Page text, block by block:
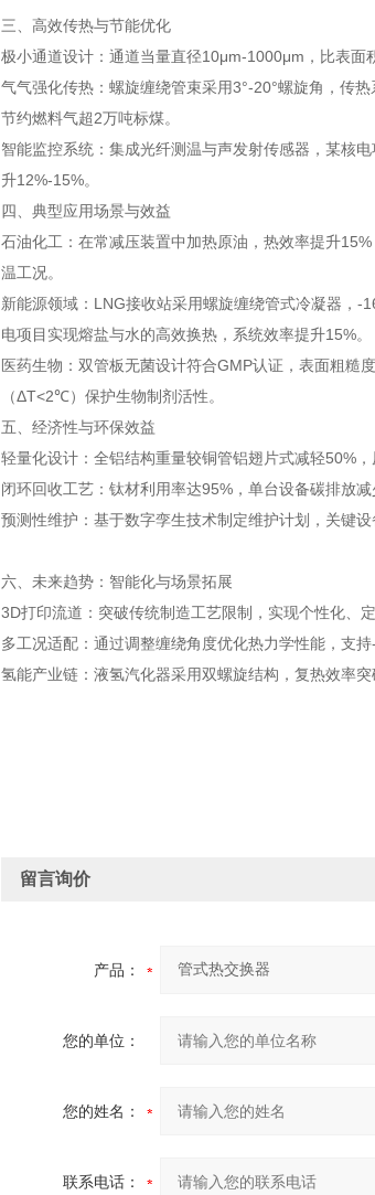
三、高效传热与节能优化
极小通道设计：通道当量直径10μm-1000μm，比表
气气强化传热：螺旋缠绕管束采用3°-20°螺旋角，传
节约燃料气超2万吨标煤。
智能监控系统：集成光纤测温与声发射传感器，某核
升12%-15%。
四、典型应用场景与效益
石油化工：在常减压装置中加热原油，热效率提升
温工况。
新能源领域：LNG接收站采用螺旋缠绕管式冷凝器，
电项目实现熔盐与水的高效换热，系统效率提升15%。
医药生物：双管板无菌设计符合GMP认证，表面粗糙
（ΔT<2℃）保护生物制剂活性。
五、经济性与环保效益
轻量化设计：全铝结构重量较铜管铝翅片式减轻50%
闭环回收工艺：钛材利用率达95%，单台设备碳排放
预测性维护：基于数字孪生技术制定维护计划，关键
六、未来趋势：智能化与场景拓展
3D打印流道：突破传统制造工艺限制，实现个性化、
多工况适配：通过调整缠绕角度优化热力学性能，支
氢能产业链：液氢汽化器采用双螺旋结构，复热效率
留言询价
产品：
您的单位：
您的姓名：
联系电话：